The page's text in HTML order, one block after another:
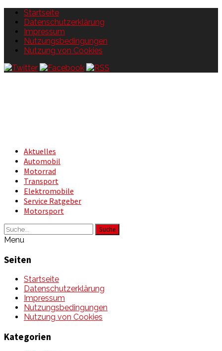
Startseite
Datenschutzerklärung
Impressum
Nutzungsbedingungen
Nutzung von Cookies
Aktuelles
Automobil
Motorrad
Transport
Elektromobile
Service Ratgeber
Motorsport
Suche
Menu
Seiten
Startseite
Datenschutzerklärung
Impressum
Nutzungsbedingungen
Nutzung von Cookies
Kategorien